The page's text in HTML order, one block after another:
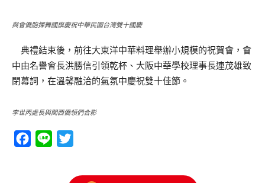
與會僑胞揮舞國旗慶祝中華民國台灣雙十國慶
典禮結束後，前往大東洋中華料理舉辦小規模的祝賀會，會
中由名譽會長洪勝信引領乾杯、大阪中華學校理事長連茂雄致
閉幕詞，在溫馨融洽的氣氛中慶祝雙十佳節。
李世丙處長與関西僑領們合影
Facebook
Line